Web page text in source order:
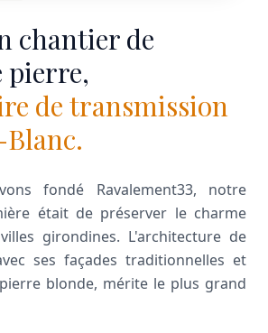
chantier de
pierre,
de transmission
fondé Ravalement33, notre
était de préserver le charme
girondines. L'architecture de
ses façades traditionnelles et
blonde, mérite le plus grand